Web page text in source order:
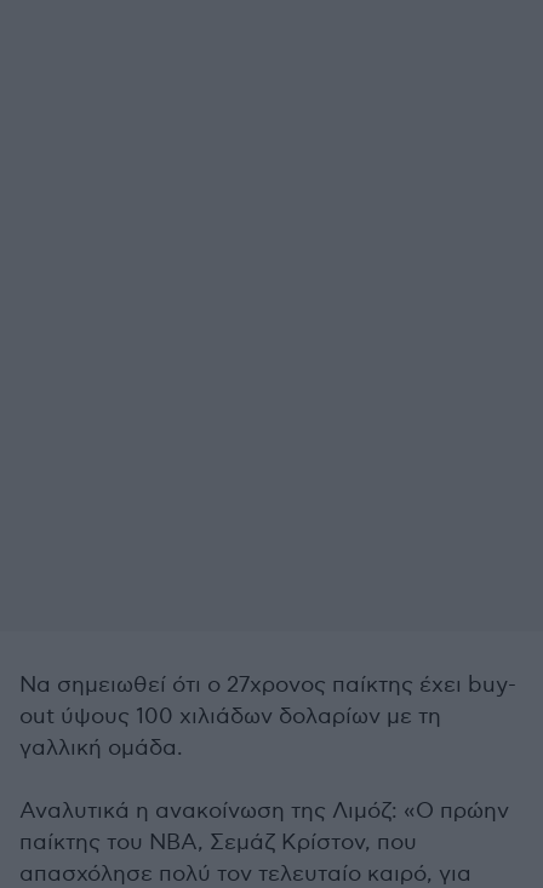
Να σημειωθεί ότι ο 27χρονος παίκτης έχει buy-
out ύψους 100 χιλιάδων δολαρίων με τη
γαλλική ομάδα.
Αναλυτικά η ανακοίνωση της Λιμόζ: «Ο πρώην
παίκτης του NBA, Σεμάζ Κρίστον, που
απασχόλησε πολύ τον τελευταίο καιρό, για